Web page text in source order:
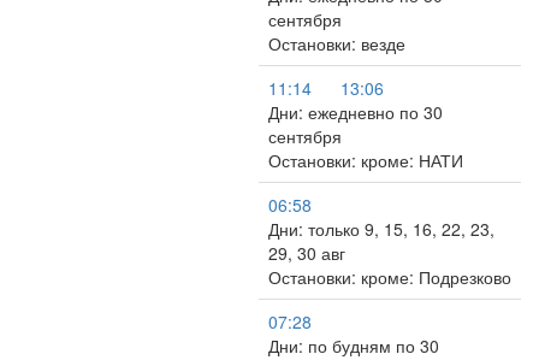
сентября
Остановки: везде
11:14
13:06
Дни: ежедневно по 30
сентября
Остановки: кроме: НАТИ
06:58
Дни: только 9, 15, 16, 22, 23,
29, 30 авг
Остановки: кроме: Подрезково
07:28
Дни: по будням по 30